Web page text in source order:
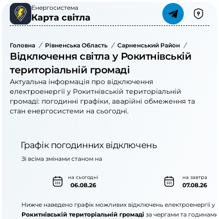
Енергосистема
Карта світла
Головна / Рівненська Область / Сарненський Район /
Відключення світла у Рокитнівській
територіальній громаді
Актуальна інформація про відключення
електроенергії у Рокитнівській територіальній
громаді: погодинні графіки, аварійні обмеження та
стан енергосистеми на сьогодні.
Графік погодинних відключень
на сьогодні
06.08.26
на завтра
07.08.26
Зі всіма змінами станом на
Нижче наведено графік можливих відключень електроенергії у
Рокитнівській територіальній громаді за чергами та